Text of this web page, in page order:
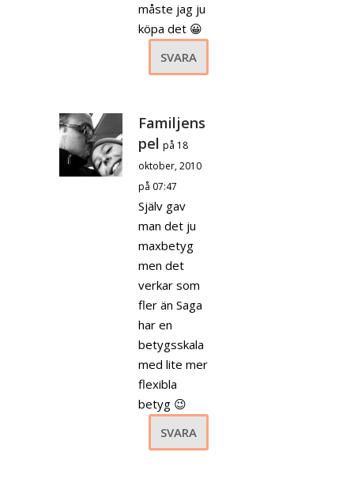
måste jag ju
köpa det 😀
SVARA
Familjens
pel på 18
oktober, 2010
på 07:47
Själv gav
man det ju
maxbetyg
men det
verkar som
fler än Saga
har en
betygsskala
med lite mer
flexibla
betyg 😉
SVARA